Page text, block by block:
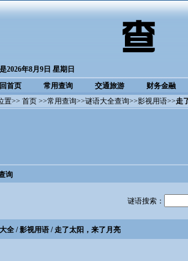
2026年8月9日 星期日
首页
常用查询 交通旅游
财务金融
置>> 首页 >>常用查询>>谜语大全查询>>影视用语>>走
询
谜语搜索：
全 /影视用语 / 走了太阳，来了月亮